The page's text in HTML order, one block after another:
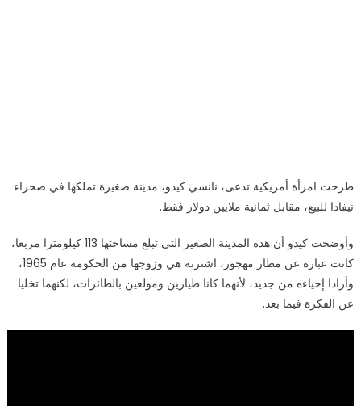
طرحت امرأة أمريكية تدعى، نانسي كيدو، مدينة صغيرة تملكها في صحراء
نيفادا للبيع، مقابل ثمانية ملايين دولار فقط.
وأوضحت كيدو أن هذه المدينة الصغير التي تبلغ مساحتها 113 كيلومترا مربعا،
كانت عبارة عن مطار مهجور، اشترته هي وزوجها من الحكومة عام 1965،
وأرادا إحياءه من جديد، لأنهما كانا طيارين ومولعين بالطائرات، لكنهما تخليا
عن الفكرة فيما بعد.